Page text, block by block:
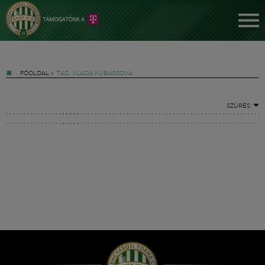
FŐOLDAL » TAG: VLADA KUBASSOVA
SZŰRÉS
Hírek